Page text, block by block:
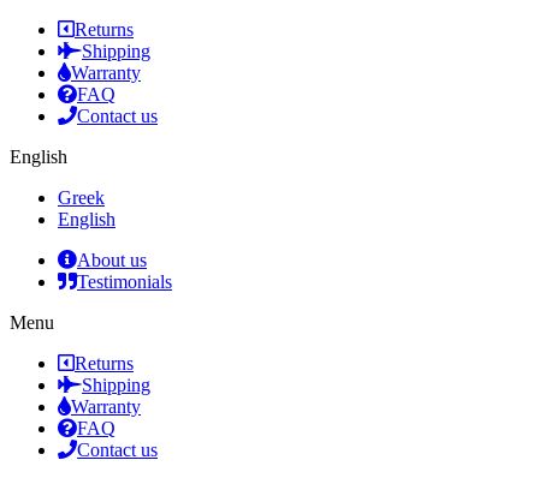
Returns
Shipping
Warranty
FAQ
Contact us
English
Greek
English
About us
Testimonials
Menu
Returns
Shipping
Warranty
FAQ
Contact us